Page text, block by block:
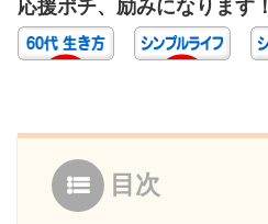
応援ポチ、励みになります！
目次